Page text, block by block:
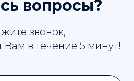
вопросы?
звонок,
в течение 5 минут!